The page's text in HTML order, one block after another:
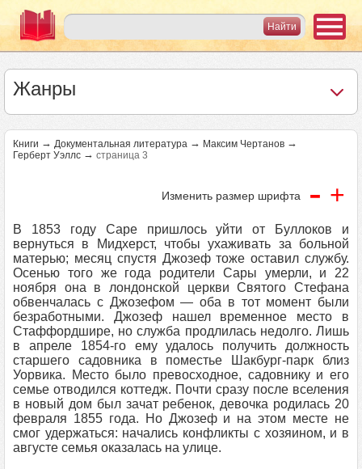
Жанры
Книги → Документальная литература → Максим Чертанов →
Герберт Уэллс → страница 3
Изменить размер шрифта - +
В 1853 году Саре пришлось уйти от Буллоков и
вернуться в Мидхерст, чтобы ухаживать за больной
матерью; месяц спустя Джозеф тоже оставил службу.
Осенью того же года родители Сары умерли, и 22
ноября она в лондонской церкви Святого Стефана
обвенчалась с Джозефом — оба в тот момент были
безработными. Джозеф нашел временное место в
Стаффордшире, но служба продлилась недолго. Лишь
в апреле 1854-го ему удалось получить должность
старшего садовника в поместье Шакбург-парк близ
Уорвика. Место было превосходное, садовнику и его
семье отводился коттедж. Почти сразу после вселения
в новый дом был зачат ребенок, девочка родилась 20
февраля 1855 года. Но Джозеф и на этом месте не
смог удержаться: начались конфликты с хозяином, и в
августе семья оказалась на улице.